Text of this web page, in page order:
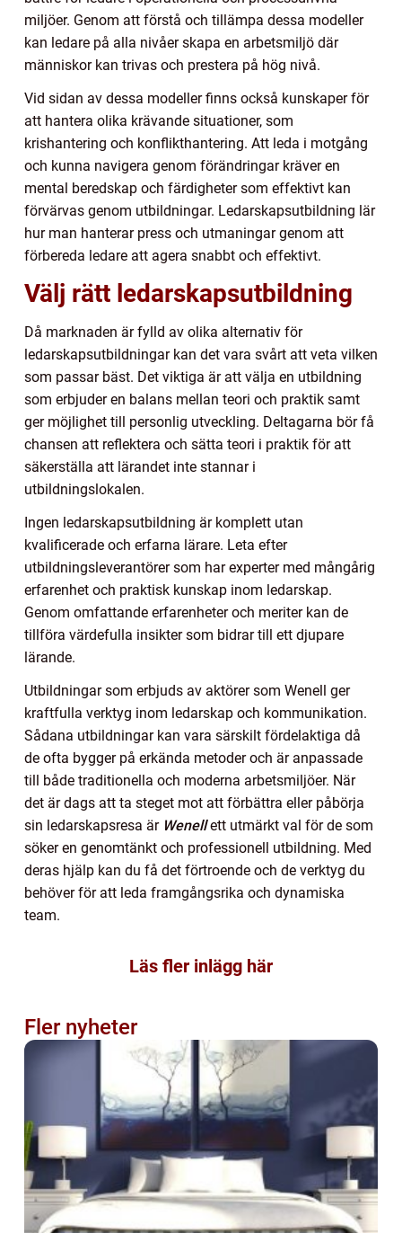
miljöer. Genom att förstå och tillämpa dessa modeller
kan ledare på alla nivåer skapa en arbetsmiljö där
människor kan trivas och prestera på hög nivå.
Vid sidan av dessa modeller finns också kunskaper för
att hantera olika krävande situationer, som
krishantering och konflikthantering. Att leda i motgång
och kunna navigera genom förändringar kräver en
mental beredskap och färdigheter som effektivt kan
förvärvas genom utbildningar. Ledarskapsutbildning lär
hur man hanterar press och utmaningar genom att
förbereda ledare att agera snabbt och effektivt.
Välj rätt ledarskapsutbildning
Då marknaden är fylld av olika alternativ för
ledarskapsutbildningar kan det vara svårt att veta vilken
som passar bäst. Det viktiga är att välja en utbildning
som erbjuder en balans mellan teori och praktik samt
ger möjlighet till personlig utveckling. Deltagarna bör få
chansen att reflektera och sätta teori i praktik för att
säkerställa att lärandet inte stannar i
utbildningslokalen.
Ingen ledarskapsutbildning är komplett utan
kvalificerade och erfarna lärare. Leta efter
utbildningsleverantörer som har experter med mångårig
erfarenhet och praktisk kunskap inom ledarskap.
Genom omfattande erfarenheter och meriter kan de
tillföra värdefulla insikter som bidrar till ett djupare
lärande.
Utbildningar som erbjuds av aktörer som Wenell ger
kraftfulla verktyg inom ledarskap och kommunikation.
Sådana utbildningar kan vara särskilt fördelaktiga då
de ofta bygger på erkända metoder och är anpassade
till både traditionella och moderna arbetsmiljöer. När
det är dags att ta steget mot att förbättra eller påbörja
sin ledarskapsresa är Wenell ett utmärkt val för de som
söker en genomtänkt och professionell utbildning. Med
deras hjälp kan du få det förtroende och de verktyg du
behöver för att leda framgångsrika och dynamiska
team.
Läs fler inlägg här
Fler nyheter